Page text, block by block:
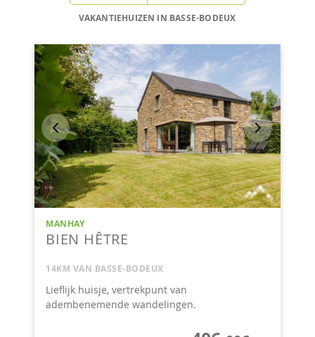
VAKANTIEHUIZEN IN BASSE-BODEUX